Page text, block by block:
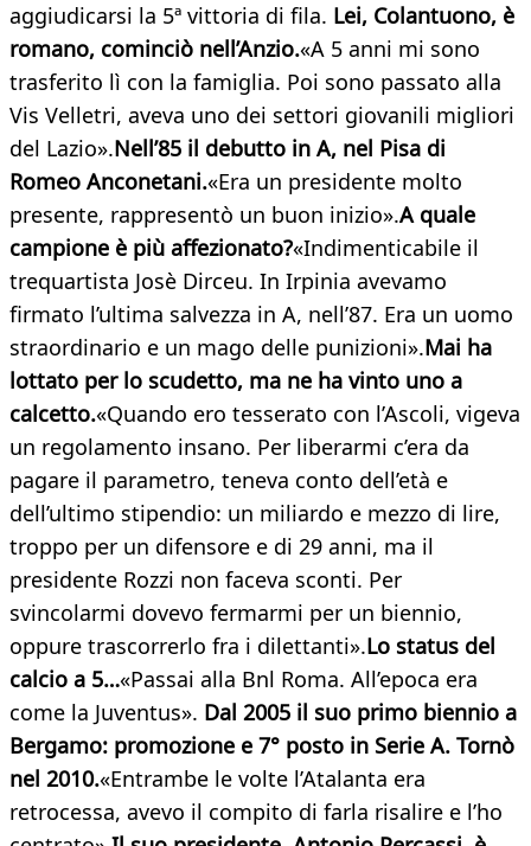
aggiudicarsi la 5ª vittoria di fila. Lei, Colantuono, è
romano, cominciò nell’Anzio.«A 5 anni mi sono
trasferito lì con la famiglia. Poi sono passato alla
Vis Velletri, aveva uno dei settori giovanili migliori
del Lazio».Nell’85 il debutto in A, nel Pisa di
Romeo Anconetani.«Era un presidente molto
presente, rappresentò un buon inizio».A quale
campione è più affezionato?«Indimenticabile il
trequartista Josè Dirceu. In Irpinia avevamo
firmato l’ultima salvezza in A, nell’87. Era un uomo
straordinario e un mago delle punizioni».Mai ha
lottato per lo scudetto, ma ne ha vinto uno a
calcetto.«Quando ero tesserato con l’Ascoli, vigeva
un regolamento insano. Per liberarmi c’era da
pagare il parametro, teneva conto dell’età e
dell’ultimo stipendio: un miliardo e mezzo di lire,
troppo per un difensore e di 29 anni, ma il
presidente Rozzi non faceva sconti. Per
svincolarmi dovevo fermarmi per un biennio,
oppure trascorrerlo fra i dilettanti».Lo status del
calcio a 5…«Passai alla Bnl Roma. All’epoca era
come la Juventus». Dal 2005 il suo primo biennio a
Bergamo: promozione e 7° posto in Serie A. Tornò
nel 2010.«Entrambe le volte l’Atalanta era
retrocessa, avevo il compito di farla risalire e l’ho